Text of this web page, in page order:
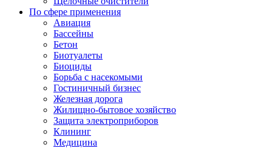
По сфере применения
Авиация
Бассейны
Бетон
Биотуалеты
Биоциды
Борьба с насекомыми
Гостиничный бизнес
Железная дорога
Жилищно-бытовое хозяйство
Защита электроприборов
Клининг
Медицина